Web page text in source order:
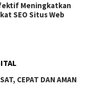
Meningkatkan
SEO Situs Web
CEPAT DAN AMAN